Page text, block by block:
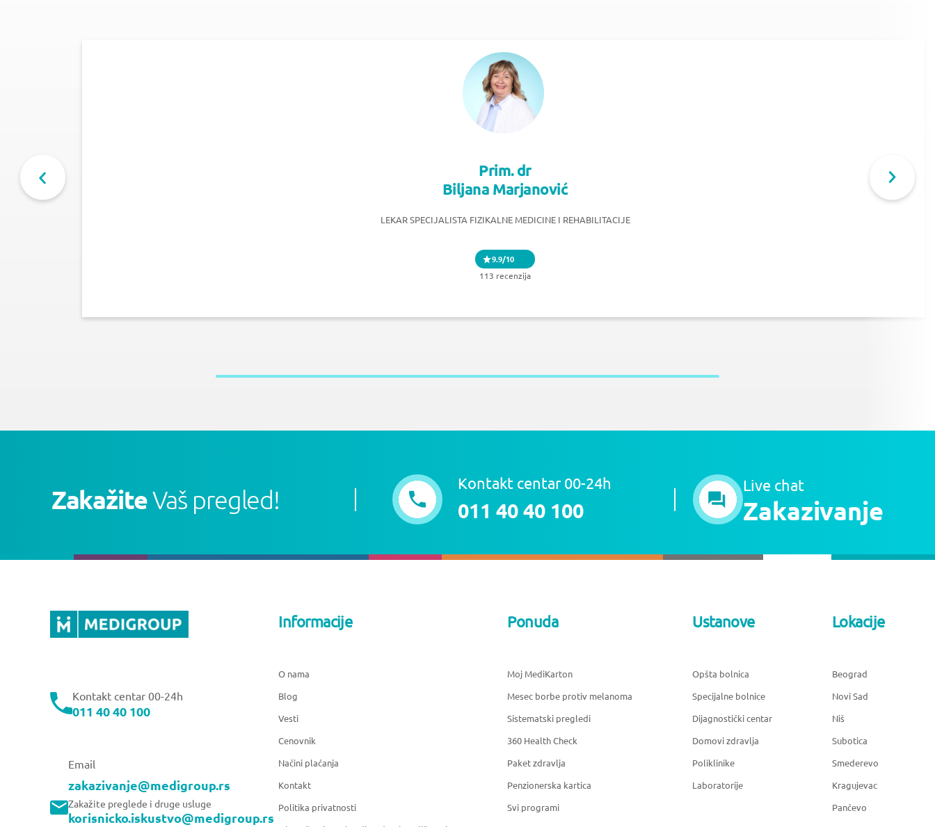
Prim. dr
Biljana Marjanović
LEKAR SPECIJALISTA FIZIKALNE MEDICINE I REHABILITACIJE
9.9/10
113 recenzija
ZakažiteVaš pregled!
Kontakt centar 00-24h
011 40 40 100
Live chat
Zakazivanje
Kontakt centar 00-24h
011 40 40 100
Email
zakazivanje@medigroup.rs
Zakažite preglede i druge usluge
korisnicko.iskustvo@medigroup.rs
Informacije
O nama
Blog
Vesti
Cenovnik
Načini plaćanja
Kontakt
Politika privatnosti
Ponuda
Moj MediKarton
Mesec borbe protiv melanoma
Sistematski pregledi
360 Health Check
Paket zdravlja
Penzionerska kartica
Svi programi
Ustanove
Opšta bolnica
Specijalne bolnice
Dijagnostički centar
Domovi zdravlja
Poliklinike
Laboratorije
Lokacije
Beograd
Novi Sad
Niš
Subotica
Smederevo
Kragujevac
Pančevo